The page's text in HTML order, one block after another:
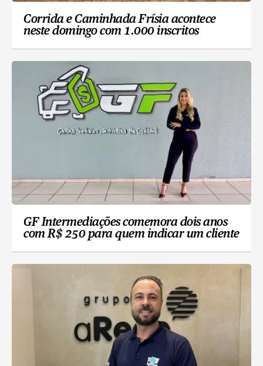
Corrida e Caminhada Frísia acontece
neste domingo com 1.000 inscritos
GF Intermediações comemora dois anos
com R$ 250 para quem indicar um cliente